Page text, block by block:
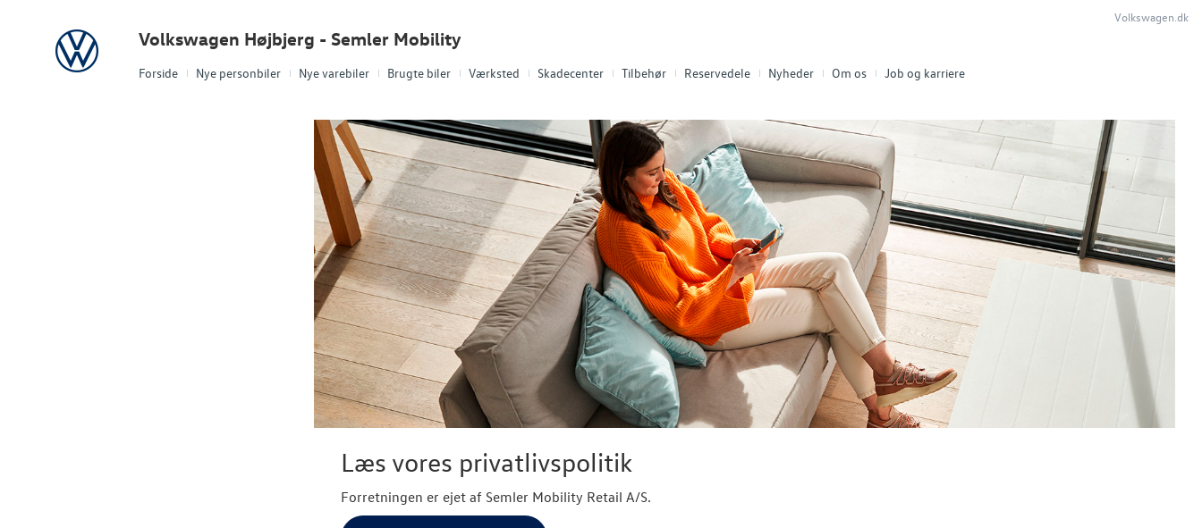
Forside Nye personbiler Nye varebiler Brugte biler Værksted Skadecenter Tilbehør Reservedele Nyheder Om os Job og karriere
Volkswagen Volkswagen Højbjerg - Semler Mobility
Volkswagen.dk
Læs vores privatlivspolitik
Forretningen er ejet af Semler Mobility Retail A/S.